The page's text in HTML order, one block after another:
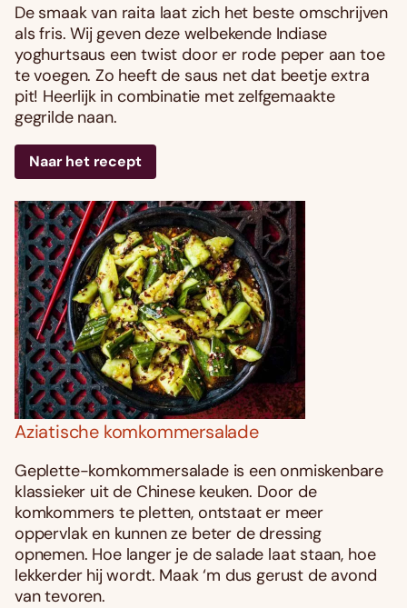
De smaak van raita laat zich het beste omschrijven
als fris. Wij geven deze welbekende Indiase
yoghurtsaus een twist door er rode peper aan toe
te voegen. Zo heeft de saus net dat beetje extra
pit! Heerlijk in combinatie met zelfgemaakte
gegrilde naan.
Naar het recept
Aziatische komkommersalade
Geplette-komkommersalade is een onmiskenbare
klassieker uit de Chinese keuken. Door de
komkommers te pletten, ontstaat er meer
oppervlak en kunnen ze beter de dressing
opnemen. Hoe langer je de salade laat staan, hoe
lekkerder hij wordt. Maak ‘m dus gerust de avond
van tevoren.